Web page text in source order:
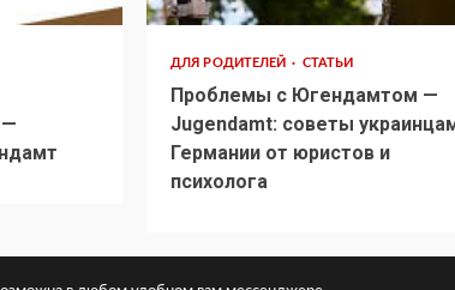
—
ДЛЯ РОДИТЕЛЕЙ СТАТЬИ
Проблемы с Югендамтом —
Jugendamt: советы
Германии от юристов и
психолога